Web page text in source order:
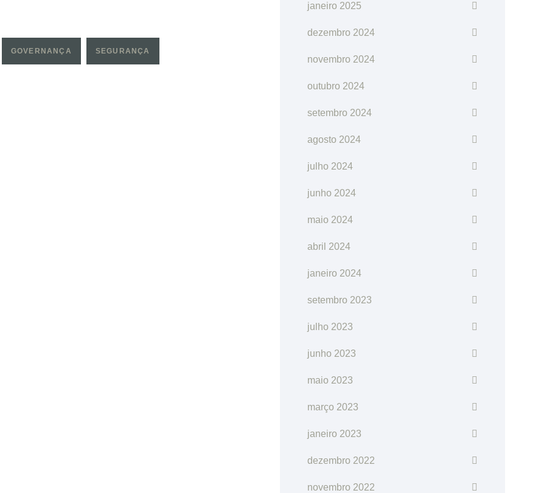
GOVERNANÇA SEGURANÇA
janeiro 2025
dezembro 2024
novembro 2024
outubro 2024
setembro 2024
agosto 2024
julho 2024
junho 2024
maio 2024
abril 2024
janeiro 2024
setembro 2023
julho 2023
junho 2023
maio 2023
março 2023
janeiro 2023
dezembro 2022
novembro 2022